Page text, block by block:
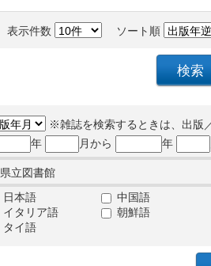
表示件数 ソート順
※雑誌を検索するときは、出版
年
月から 年
県立図書館
日本語
中国語
イタリア語
朝鮮語
タイ語